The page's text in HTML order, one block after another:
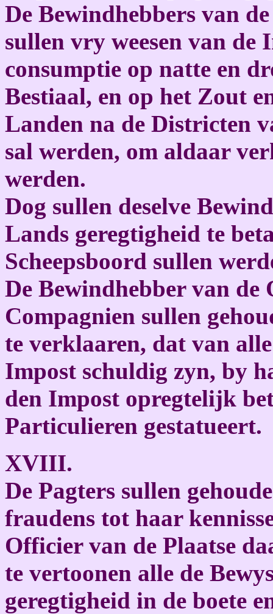
De Bewindhebbers van
sullen vry weesen van de
consumptie op natte en
Bestiaal, en op het Zout
Landen na de Districten
sal werden, om aldaar
werden.
Dog sullen deselve
Lands geregtigheid te
Scheepsboord sullen
De Bewindhebber van de
Compagnien sullen
te verklaaren, dat van
Impost schuldig zyn, by
den Impost opregtelijk
Particulieren gestatueert.
XVIII.
De Pagters sullen
fraudens tot haar
Officier van de Plaatse
te vertoonen alle de
geregtigheid in de boete